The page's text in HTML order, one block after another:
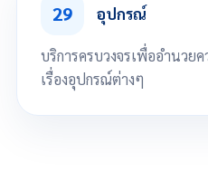
ระบบคำนวณคะแนนสอบอัตโนมัติ
29 อุปกรณ์
บริการครบวงจรเพื่ออำนวย
เรื่องอุปกรณ์ต่างๆ